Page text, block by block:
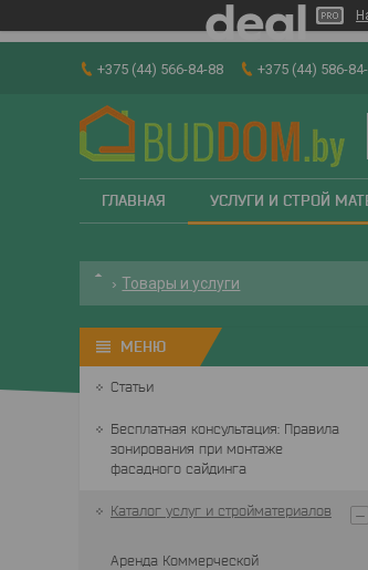
+375 (44) 566-84-88 +375 (44) 586-
ГЛАВНАЯ УСЛУГИ И СТРОЙ
Товары и услуги
Статьи
Бесплатная консультация: Правила
зонирования при монтаже
фасадного сайдинга
Каталог услуг и стройматериалов
Аренда Коммерческой